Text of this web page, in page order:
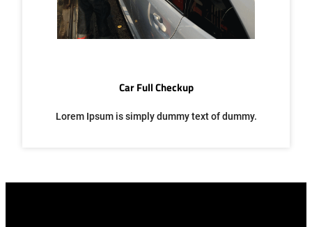
Car Full Checkup
Lorem Ipsum is simply dummy text of dummy.